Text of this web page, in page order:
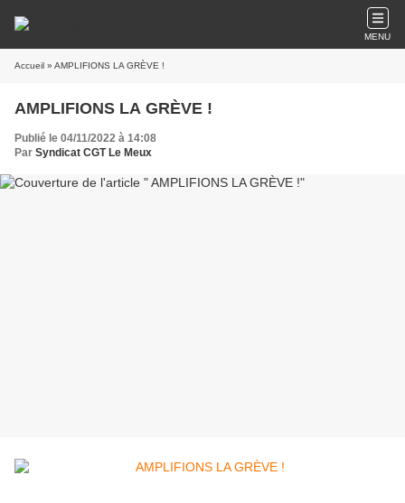
MENU
Accueil » AMPLIFIONS LA GRÈVE !
AMPLIFIONS LA GRÈVE !
Publié le 04/11/2022 à 14:08
Par Syndicat CGT Le Meux